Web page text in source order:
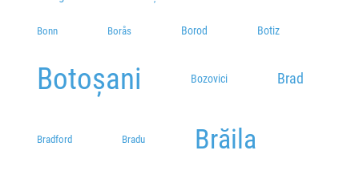
Bonn Borås Borod Botiz
Botoșani Bozovici Brad
Bradford Bradu Brăila